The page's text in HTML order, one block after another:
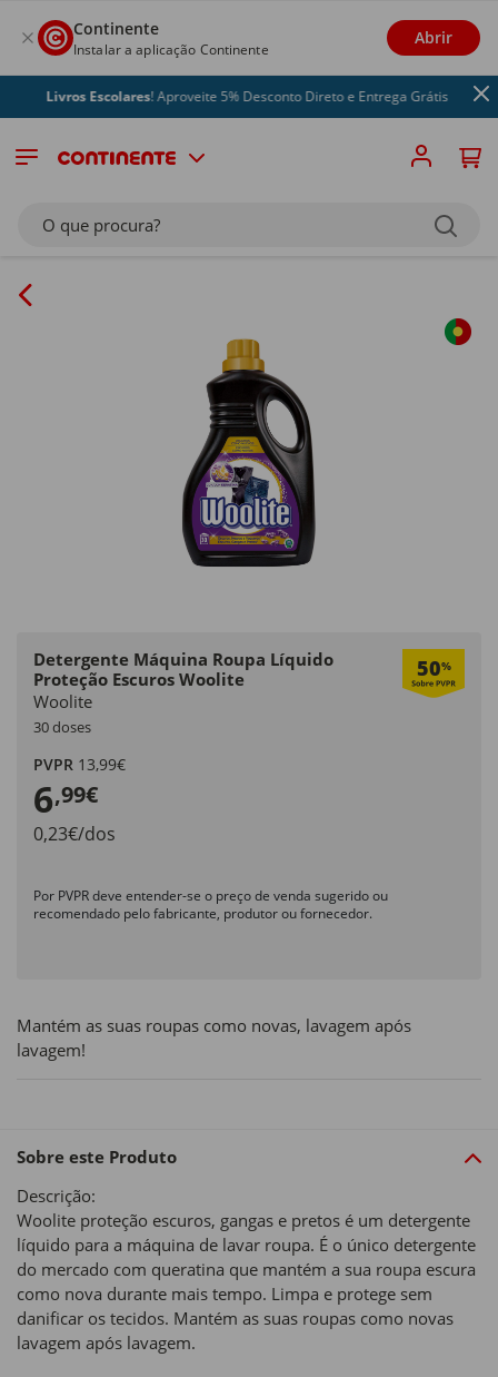
Continente
Instalar a aplicação Continente
Abrir
Livros Escolares! Aproveite 5% Desconto Direto e Entrega Grátis
O que procura?
Detergente Máquina Roupa Líquido
Proteção Escuros Woolite
50%
Woolite
30 doses
PVPR 13,99€
6,99€
0,23€/dos
Por PVPR deve entender-se o preço de venda sugerido ou
recomendado pelo fabricante, produtor ou fornecedor.
Mantém as suas roupas como novas, lavagem após
lavagem!
Sobre este Produto
Descrição:
Woolite proteção escuros, gangas e pretos é um detergente
líquido para a máquina de lavar roupa. É o único detergente
do mercado com queratina que mantém a sua roupa escura
como nova durante mais tempo. Limpa e protege sem
danificar os tecidos. Mantém as suas roupas como novas
lavagem após lavagem.